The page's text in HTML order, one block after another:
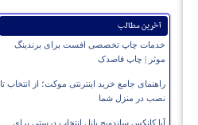
آخرین مطالب
خدمات چاپ تخصصی افست برای برندینگ
موثر | چاپ قاصدک
راهنمای جامع خرید اینترنتی موکت؛ از انتخاب تا
نصب در منزل شما
آیا کانکس ساندویچ پانل انتخاب درستی برای